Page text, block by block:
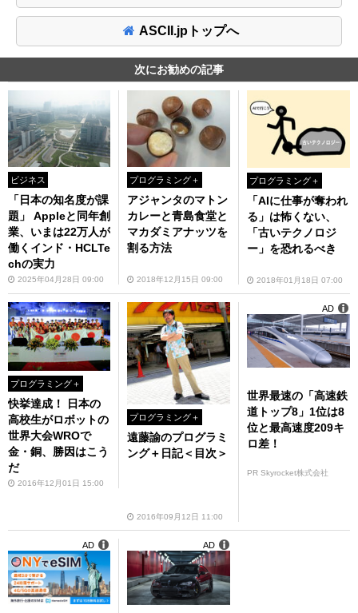
ASCII.jpトップへ
次にお勧めの記事
ビジネス
「日本の知名度が課
題」 Appleと同年創
業、いまは22万人が
働くインド・HCLTe
chの実力
2025年04月28日 09:00
プログラミング＋
アジャンタのマトン
カレーと青島食堂と
マカダミアナッツを
割る方法
2018年12月15日 09:00
プログラミング＋
「AIに仕事が奪われ
る」は怖くない、
「古いテクノロジ
ー」を恐れるべき
2018年01月18日 07:00
プログラミング＋
快挙達成！ 日本の
高校生がロボットの
世界大会WROで
金・銅、勝因はこう
だ
2016年12月01日 15:00
プログラミング＋
遠藤諭のプログラミ
ング＋日記＜目次＞
2016年09月12日 11:00
世界最速の「高速鉄
道トップ8」1位は8
位と最高速度209キ
ロ差！
PR Skyrocket株式会社
AD
AD AD